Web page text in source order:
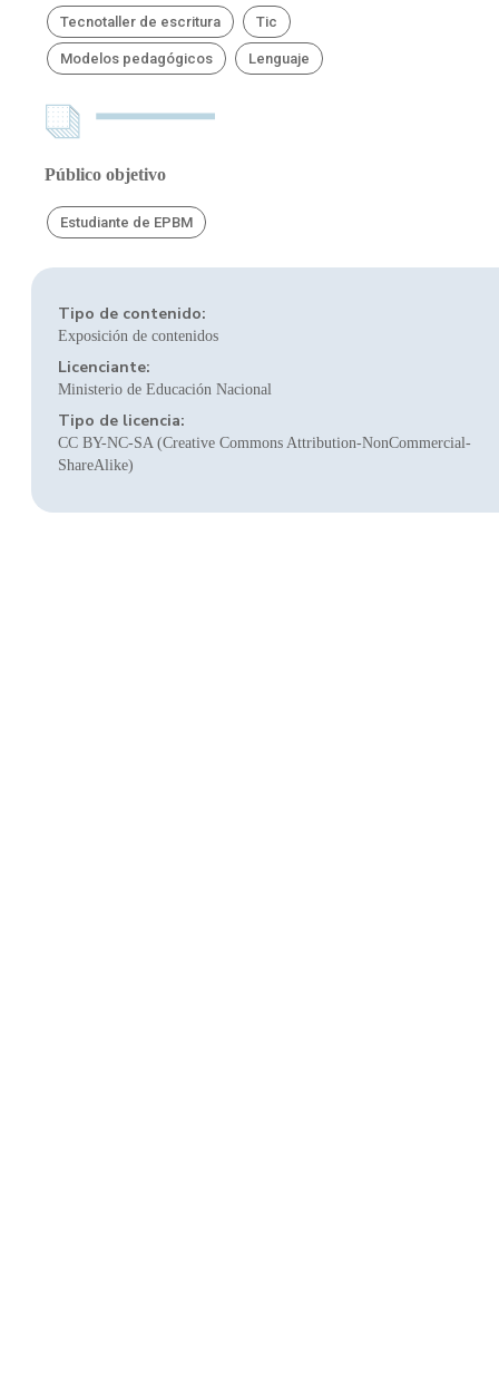
Tecnotaller de escritura Tic
Modelos pedagógicos Lenguaje
Público objetivo
Estudiante de EPBM
Tipo de contenido:
Exposición de contenidos
Licenciante:
Ministerio de Educación Nacional
Tipo de licencia:
CC BY-NC-SA (Creative Commons Attribution-NonCommercial-
ShareAlike)